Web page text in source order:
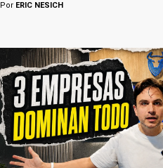
Por ERIC NESICH